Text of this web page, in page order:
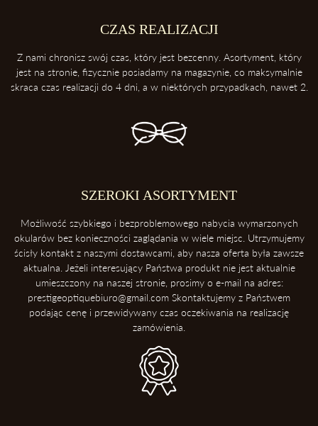
Etui ochroni twoje okulary przed uderzeniami oraz kurzem.
Dzięki temu ochronisz soczewki przed porysowaniem.
4. Unikaj kontaktu z wysokimi temperaturami
źródeł ciepła takich, jak deska rozdzielcza samochodu. Soczewki
5. Ściąganie okularów
CZAS REALIZACJI
Z nami chronisz swój czas, który jest bezcenny. Asortyment, który
jest na stronie, fizycznie posiadamy na magazynie, co maksymalnie
skraca czas realizacji do 4 dni, a w niektórych przypadkach, nawet 2.
SZEROKI ASORTYMENT
Możliwość szybkiego i bezproblemowego nabycia wymarzonych
okularów bez konieczności zaglądania w wiele miejsc. Utrzymujemy
ścisły kontakt z naszymi dostawcami, aby nasza oferta była zawsze
aktualna. Jeżeli interesujący Państwa produkt nie jest aktualnie
umieszczony na naszej stronie, prosimy o e-mail na adres:
prestigeoptiquebiuro@gmail.com Skontaktujemy z Państwem
podając cenę i przewidywany czas oczekiwania na realizację
zamówienia.